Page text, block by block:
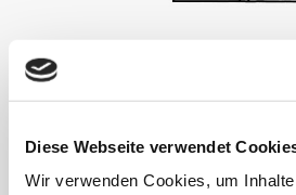
Diese Webseite verwendet
Wir verwenden Cookies, um